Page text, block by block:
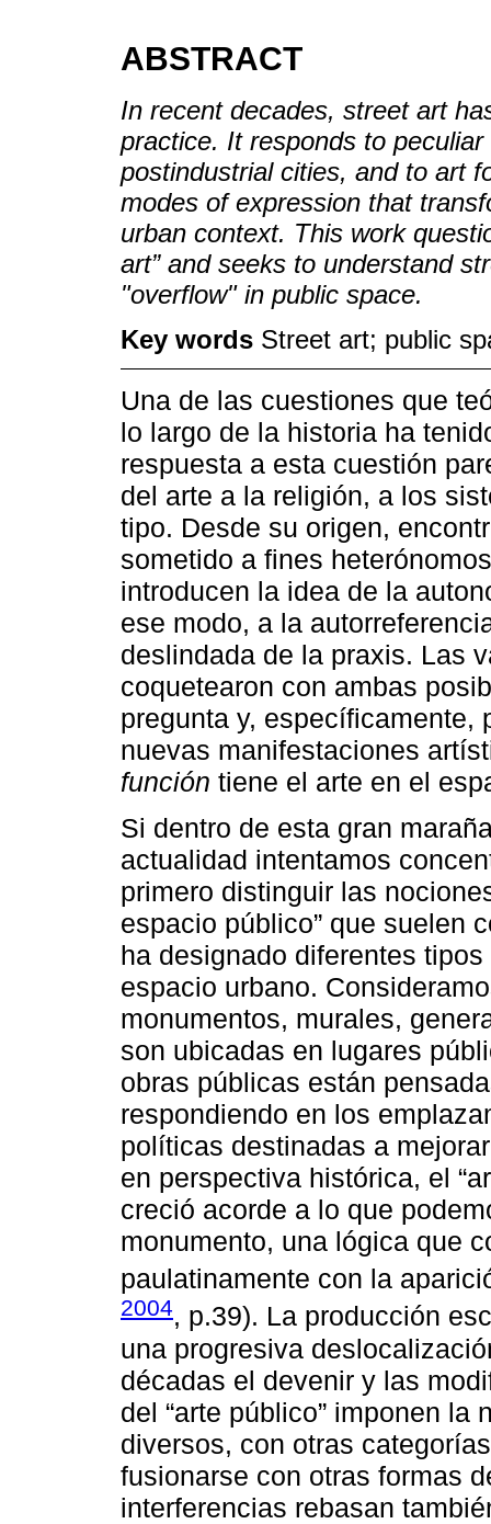
ABSTRACT
In recent decades, street art
practice. It responds to
postindustrial cities, and to art
modes of expression that
urban context. This work
art” and seeks to understand
"overflow" in public space.
Key words Street art; public
Una de las cuestiones que
lo largo de la historia ha
respuesta a esta cuestión
del arte a la religión, a los
tipo. Desde su origen,
sometido a fines
introducen la idea de la
ese modo, a la
deslindada de la praxis. Las
coquetearon con ambas
pregunta y, específicamente,
nuevas manifestaciones
función tiene el arte en el
Si dentro de esta gran
actualidad intentamos
primero distinguir las
espacio público” que suelen
ha designado diferentes
espacio urbano.
monumentos, murales,
son ubicadas en lugares
obras públicas están
respondiendo en los
políticas destinadas a
en perspectiva histórica, el
creció acorde a lo que
monumento, una lógica que
paulatinamente con la
2004, p.39). La producción
una progresiva
décadas el devenir y las
del “arte público” imponen
diversos, con otras
fusionarse con otras formas
interferencias rebasan